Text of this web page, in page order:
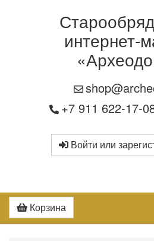
интернет-
+7 911 622-17-
Войти или
Корзина